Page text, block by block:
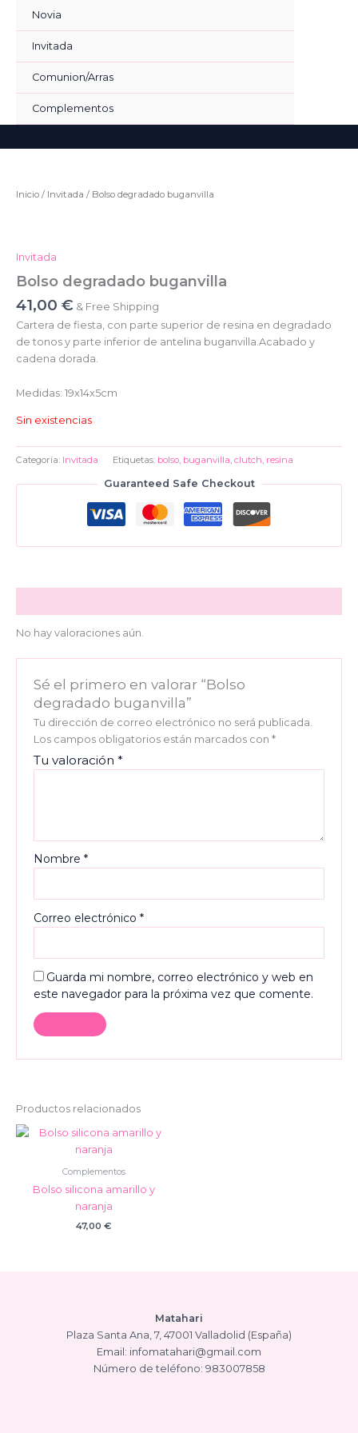
contenido
Novia
Invitada
Comunion/Arras
Complementos
Inicio / Invitada / Bolso degradado buganvilla
Invitada
Bolso degradado buganvilla
41,00 € & Free Shipping
Cartera de fiesta, con parte superior de resina en degradado
de tonos y parte inferior de antelina buganvilla.Acabado y
cadena dorada.
Medidas: 19x14x5cm
Sin existencias
Categoría: Invitada Etiquetas: bolso, buganvilla, clutch, resina
Guaranteed Safe Checkout
No hay valoraciones aún.
Sé el primero en valorar “Bolso
degradado buganvilla”
Tu dirección de correo electrónico no será publicada.
Los campos obligatorios están marcados con*
Tu valoración*
Nombre*
Correo electrónico*
Guarda mi nombre, correo electrónico y web en
este navegador para la próxima vez que comente.
Productos relacionados
Complementos
Bolso silicona amarillo y
naranja
47,00 €
Matahari
Plaza Santa Ana, 7, 47001 Valladolid (España)
Email: infomatahari@gmail.com
Número de teléfono: 983007858